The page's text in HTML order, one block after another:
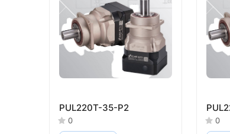
PUL220T-35-P2
0 0